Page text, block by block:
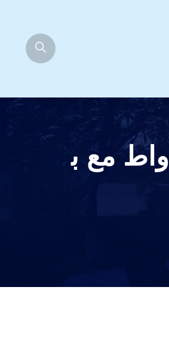
ألتو TX408 – مكبر صوت نشط 8 بوصة بقدرة 350 واط مع ب